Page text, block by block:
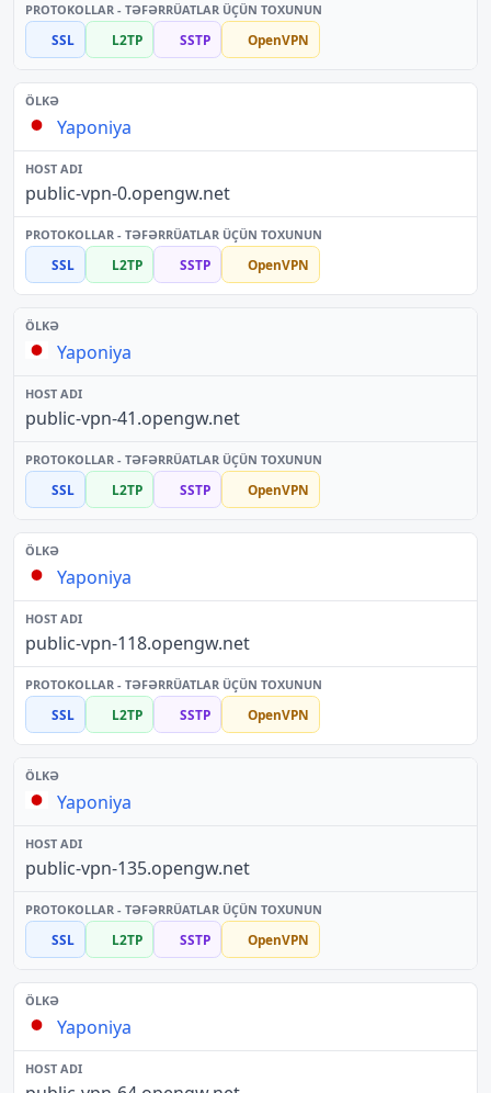
SSL L2TP SSTP OpenVPN
Yaponiya
public-vpn-0.opengw.net
SSL L2TP SSTP OpenVPN
Yaponiya
public-vpn-41.opengw.net
SSL L2TP SSTP OpenVPN
Yaponiya
public-vpn-118.opengw.net
SSL L2TP SSTP OpenVPN
Yaponiya
public-vpn-135.opengw.net
SSL L2TP SSTP OpenVPN
Yaponiya